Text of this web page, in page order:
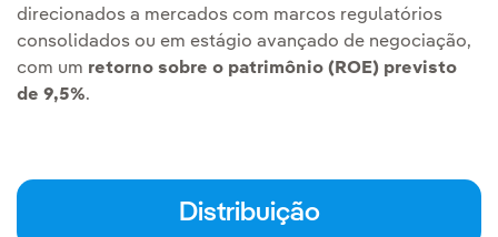
direcionados a mercados com marcos regulatórios
consolidados ou em estágio avançado de negociação,
com um retorno sobre o patrimônio (ROE) previsto
de 9,5%.
Distribuição